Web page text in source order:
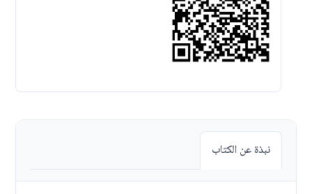
نبذة عن الكتاب